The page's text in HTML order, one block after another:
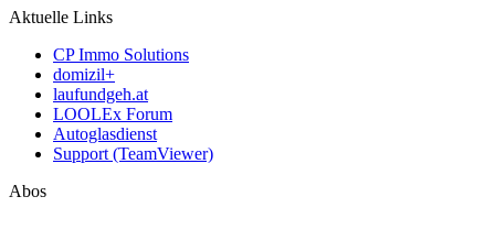
Aktuelle Links
CP Immo Solutions
domizil+
laufundgeh.at
LOOLEx Forum
Autoglasdienst
Support (TeamViewer)
Abos